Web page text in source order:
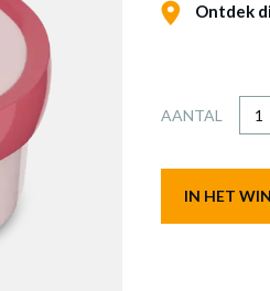
Ontdek
AANTAL
IN HET